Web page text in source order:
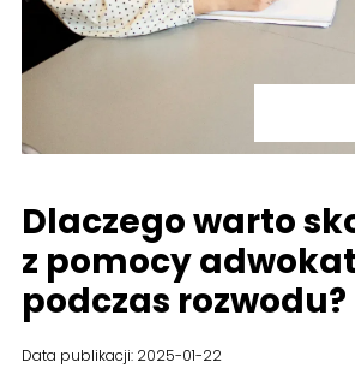
Dlaczego warto
z pomocy
podczas rozwodu?
Data publikacji: 2025-01-22